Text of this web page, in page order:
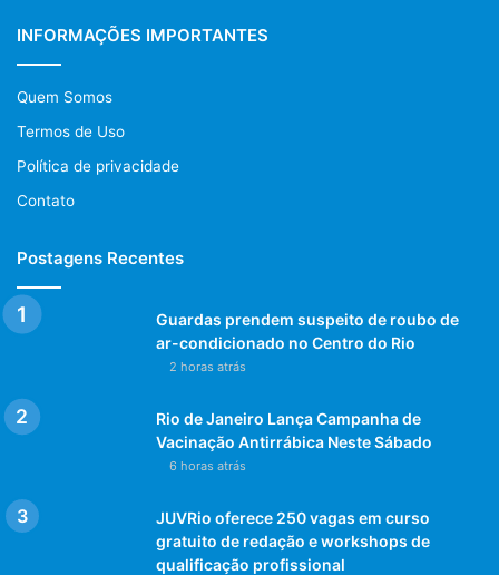
INFORMAÇÕES IMPORTANTES
Quem Somos
Termos de Uso
Política de privacidade
Contato
Postagens Recentes
Guardas prendem suspeito de roubo de
ar-condicionado no Centro do Rio
2 horas atrás
Rio de Janeiro Lança Campanha de
Vacinação Antirrábica Neste Sábado
6 horas atrás
JUVRio oferece 250 vagas em curso
gratuito de redação e workshops de
qualificação profissional